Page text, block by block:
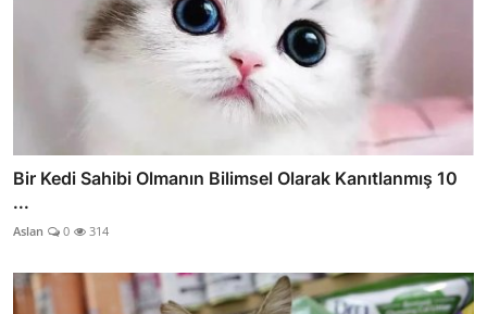
Bir Kedi Sahibi Olmanın Bilimsel Olarak Kanıtlanmış 10
...
Aslan 0 314